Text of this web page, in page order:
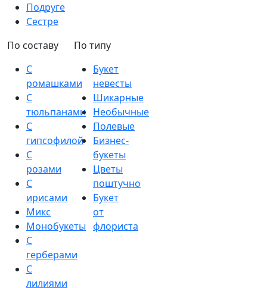
Подруге
Сестре
По составу
С
ромашками
С
тюльпанами
С
гипсофилой
С
розами
С
ирисами
Микс
Монобукеты
С
герберами
С
лилиями
По типу
Букет
невесты
Шикарные
Необычные
Полевые
Бизнес-
букеты
Цветы
поштучно
Букет
от
флориста